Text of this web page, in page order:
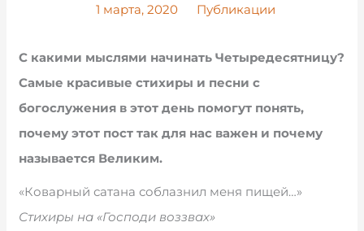
1 марта, 2020 Публикации
С какими мыслями начинать Четыредесятницу?
Самые красивые стихиры и песни с
богослужения в этот день помогут понять,
почему этот пост так для нас важен и почему
называется Великим.
«Коварный сатана соблазнил меня пищей…»
Стихиры на «Господи воззвах»